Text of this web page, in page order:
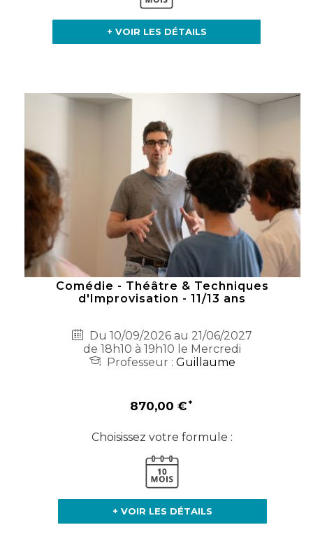
+ VOIR LES DÉTAILS
Comédie - Théâtre & Techniques
d'Improvisation - 11/13 ans
Du 10/09/2026 au 21/06/2027
de 18h10 à 19h10 le Mercredi
Professeur : Guillaume
870,00 €
Choisissez votre formule :
+ VOIR LES DÉTAILS